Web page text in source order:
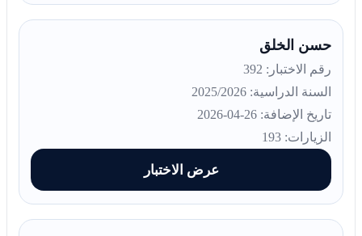
حسن الخلق
رقم الاختبار: 392
السنة الدراسية: 2025/2026
تاريخ الإضافة: 26-04-2026
الزيارات: 193
عرض الاختبار